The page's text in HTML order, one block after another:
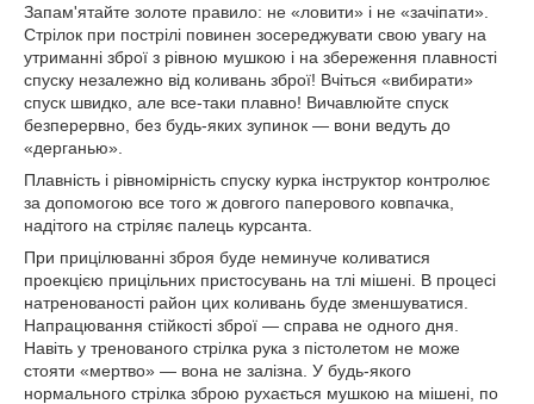
Запам'ятайте золоте правило: не «ловити» і не «зачіпати».
Стрілок при пострілі повинен зосереджувати свою увагу на
утриманні зброї з рівною мушкою і на збереження плавності
спуску незалежно від коливань зброї! Вчіться «вибирати»
спуск швидко, але все-таки плавно! Вичавлюйте спуск
безперервно, без будь-яких зупинок — вони ведуть до
«дерганью».
Плавність і рівномірність спуску курка інструктор контролює
за допомогою все того ж довгого паперового ковпачка,
надітого на стріляє палець курсанта.
При прицілюванні зброя буде неминуче коливатися
проекцією прицільних пристосувань на тлі мішені. В процесі
натренованості район цих коливань буде зменшуватися.
Напрацювання стійкості зброї — справа не одного дня.
Навіть у тренованого стрілка рука з пістолетом не може
стояти «мертво» — вона не залізна. У будь-якого
нормального стрілка зброю рухається мушкою на мішені, по